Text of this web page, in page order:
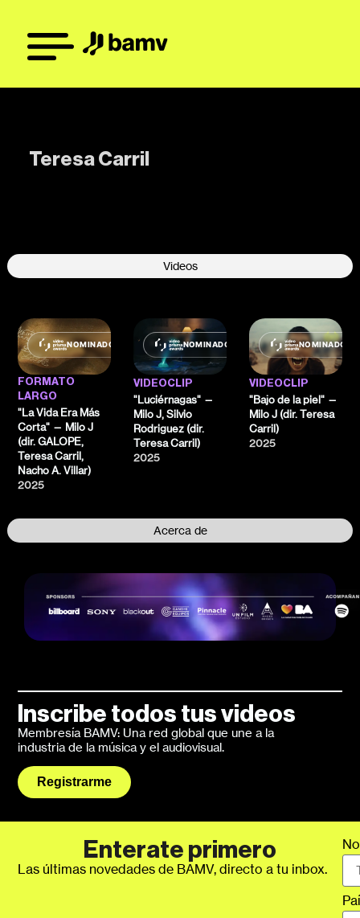
Teresa Carril
Videos
Acerca de
NOMINADO
FORMATO
LARGO
"La Vida Era Más
Corta" — Milo J
(dir. GALOPE,
Teresa Carril,
Nacho A. Villar)
2025
NOMINADO
VIDEOCLIP
"Luciérnagas" —
Milo J, Silvio
Rodriguez (dir.
Teresa Carril)
2025
NOMINADO
VIDEOCLIP
"Bajo de la piel" —
Milo J (dir. Teresa
Carril)
2025
Inscribe todos tus videos
Membresía BAMV: Una red global que une a la
industria de la música y el audiovisual.
Registrarme
Enterate primero
Las últimas novedades de BAMV, directo a tu inbox.